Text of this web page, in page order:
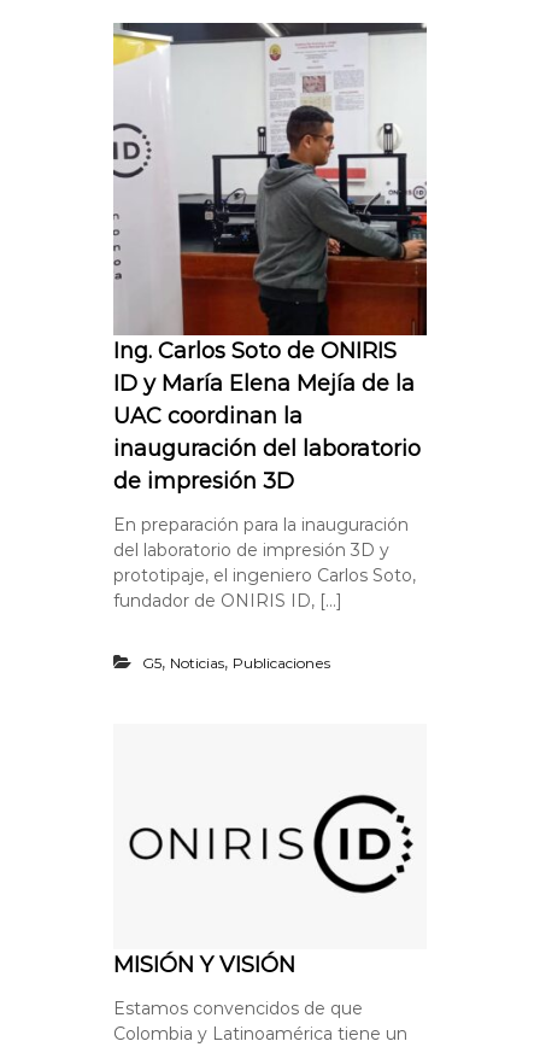
Ing. Carlos Soto de ONIRIS
ID y María Elena Mejía de la
UAC coordinan la
inauguración del laboratorio
de impresión 3D
En preparación para la inauguración
del laboratorio de impresión 3D y
prototipaje, el ingeniero Carlos Soto,
fundador de ONIRIS ID, […]
G5, Noticias, Publicaciones
MISIÓN Y VISIÓN
Estamos convencidos de que
Colombia y Latinoamérica tiene un